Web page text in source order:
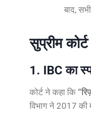
बाद,
सुप्रीम
1. IBC का
कोर्ट ने कहा कि
विभाग ने 2017 की